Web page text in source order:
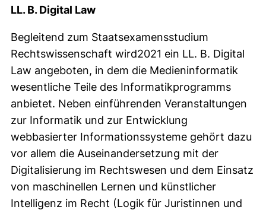
LL. B. Digital Law
Begleitend zum Staatsexamensstudium
Rechtswissenschaft wird2021 ein LL. B. Digital
Law angeboten, in dem die Medieninformatik
wesentliche Teile des Informatikprogramms
anbietet. Neben einführenden Veranstaltungen
zur Informatik und zur Entwicklung
webbasierter Informationssysteme gehört dazu
vor allem die Auseinandersetzung mit der
Digitalisierung im Rechtswesen und dem Einsatz
von maschinellen Lernen und künstlicher
Intelligenz im Recht (Logik für Juristinnen und